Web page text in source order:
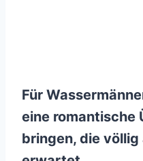
Für
eine romantische
bringen, die